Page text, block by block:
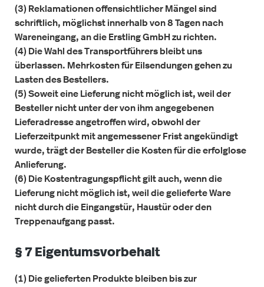
(3) Reklamationen offensichtlicher Mängel sind
schriftlich, möglichst innerhalb von 8 Tagen nach
Wareneingang, an die Erstling GmbH zu richten.
(4) Die Wahl des Transportführers bleibt uns
überlassen. Mehrkosten für Eilsendungen gehen zu
Lasten des Bestellers.
(5) Soweit eine Lieferung nicht möglich ist, weil der
Besteller nicht unter der von ihm angegebenen
Lieferadresse angetroffen wird, obwohl der
Lieferzeitpunkt mit angemessener Frist angekündigt
wurde, trägt der Besteller die Kosten für die erfolglose
Anlieferung.
(6) Die Kostentragungspflicht gilt auch, wenn die
Lieferung nicht möglich ist, weil die gelieferte Ware
nicht durch die Eingangstür, Haustür oder den
Treppenaufgang passt.
§ 7 Eigentumsvorbehalt
(1) Die gelieferten Produkte bleiben bis zur